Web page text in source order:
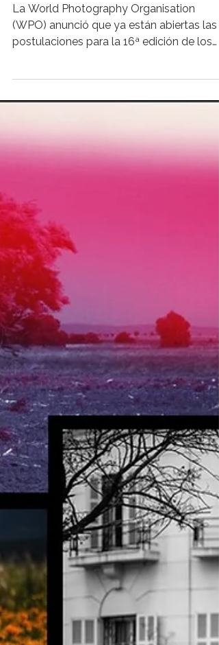
chilenos que quieran participar en
concurso mundial de fotografía
La World Photography Organisation
postulaciones para la 16ª edición de los
Sony World Photography...